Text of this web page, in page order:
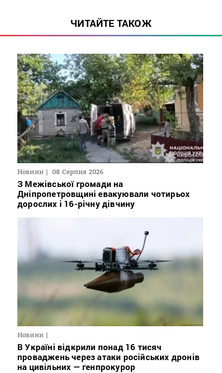
ЧИТАЙТЕ ТАКОЖ
Новини 08 Серпня 2026
З Межівської громади на
Дніпропетровщині евакуювали чотирьох
дорослих і 16-річну дівчину
Новини
В Україні відкрили понад 16 тисяч
проваджень через атаки російських дронів
на цивільних — генпрокурор